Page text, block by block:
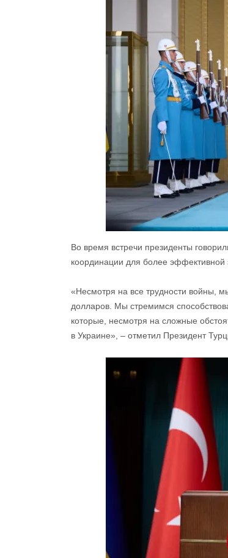
Во время встречи президенты
координации для более эффективной
«Несмотря на все трудности войны,
долларов. Мы стремимся
которые, несмотря на сложные
в Украине», – отметил Президент